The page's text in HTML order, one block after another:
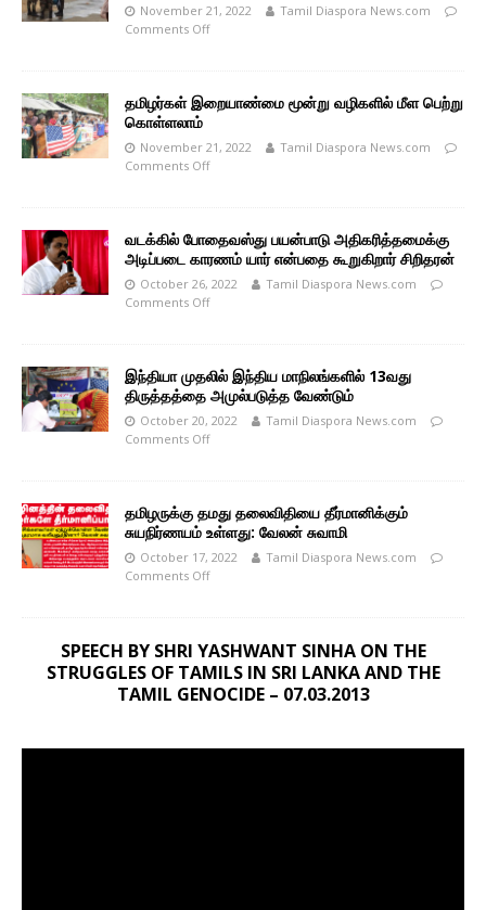
November 21, 2022
Tamil Diaspora News.com
Comments Off
தமிழர்கள் இறையாண்மை மூன்று வழிகளில் மீள பெற்று
கொள்ளலாம்
November 21, 2022
Tamil Diaspora News.com
Comments Off
வடக்கில் போதைவஸ்து பயன்பாடு அதிகரித்தமைக்கு
அடிப்படை காரணம் யார் என்பதை கூறுகிறார் சிறிதரன்
October 26, 2022
Tamil Diaspora News.com
Comments Off
இந்தியா முதலில் இந்திய மாநிலங்களில் 13வது
திருத்தத்தை அமுல்படுத்த வேண்டும்
October 20, 2022
Tamil Diaspora News.com
Comments Off
தமிழருக்கு தமது தலைவிதியை தீர்மானிக்கும்
சுயநிர்ணயம் உள்ளது: வேலன் சுவாமி
October 17, 2022
Tamil Diaspora News.com
Comments Off
SPEECH BY SHRI YASHWANT SINHA ON THE
STRUGGLES OF TAMILS IN SRI LANKA AND THE
TAMIL GENOCIDE – 07.03.2013